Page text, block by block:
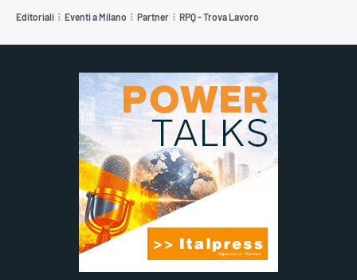
Editoriali Eventi a Milano Partner RPQ - Trova Lavoro